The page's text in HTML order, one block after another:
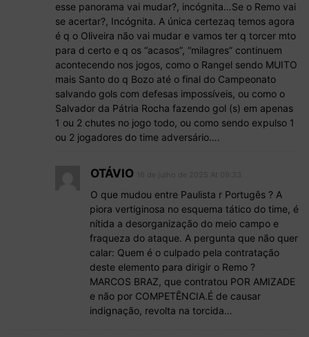
esse panorama vai mudar?, incógnita…Se o Remo vai
se acertar?, Incógnita. A única certezaq temos agora
é q o Oliveira não vai mudar e vamos ter q torcer mto
para d certo e q os “acasos”, “milagres” continuem
acontecendo nos jogos, como o Rangel sendo MUITO
mais Santo do q Bozo até o final do Campeonato
salvando gols com defesas impossíveis, ou como o
Salvador da Pátria Rocha fazendo gol (s) em apenas
1 ou 2 chutes no jogo todo, ou como sendo expulso 1
ou 2 jogadores do time adversário….
OTÁVIO
O que mudou entre Paulista r Portugês ? A
piora vertiginosa no esquema tático do time, é
nítida a desorganização do meio campo e
fraqueza do ataque. A pergunta que não quer
calar: Quem é o culpado pela contratação
deste elemento para dirigir o Remo ?
MARCOS BRAZ, que contratou POR AMIZADE
e não por COMPETÊNCIA.É de causar
indignação, revolta na torcida…